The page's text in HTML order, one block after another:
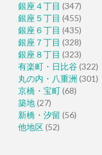
銀座４丁目 (347)
銀座５丁目 (455)
銀座６丁目 (435)
銀座７丁目 (328)
銀座８丁目 (323)
有楽町・日比谷(322)
丸の内・八重洲 (301)
京橋・宝町(68)
築地(27)
新橋・汐留 (56)
他地区(52)